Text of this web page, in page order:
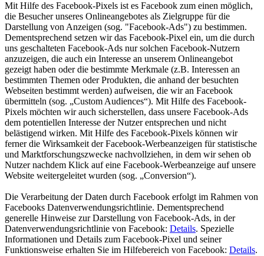
Mit Hilfe des Facebook-Pixels ist es Facebook zum einen möglich,
die Besucher unseres Onlineangebotes als Zielgruppe für die
Darstellung von Anzeigen (sog. "Facebook-Ads") zu bestimmen.
Dementsprechend setzen wir das Facebook-Pixel ein, um die durch
uns geschalteten Facebook-Ads nur solchen Facebook-Nutzern
anzuzeigen, die auch ein Interesse an unserem Onlineangebot
gezeigt haben oder die bestimmte Merkmale (z.B. Interessen an
bestimmten Themen oder Produkten, die anhand der besuchten
Webseiten bestimmt werden) aufweisen, die wir an Facebook
übermitteln (sog. „Custom Audiences“). Mit Hilfe des Facebook-
Pixels möchten wir auch sicherstellen, dass unsere Facebook-Ads
dem potentiellen Interesse der Nutzer entsprechen und nicht
belästigend wirken. Mit Hilfe des Facebook-Pixels können wir
ferner die Wirksamkeit der Facebook-Werbeanzeigen für statistische
und Marktforschungszwecke nachvollziehen, in dem wir sehen ob
Nutzer nachdem Klick auf eine Facebook-Werbeanzeige auf unsere
Website weitergeleitet wurden (sog. „Conversion“).
Die Verarbeitung der Daten durch Facebook erfolgt im Rahmen von
Facebooks Datenverwendungsrichtlinie. Dementsprechend
generelle Hinweise zur Darstellung von Facebook-Ads, in der
Datenverwendungsrichtlinie von Facebook: Details. Spezielle
Informationen und Details zum Facebook-Pixel und seiner
Funktionsweise erhalten Sie im Hilfebereich von Facebook: Details.